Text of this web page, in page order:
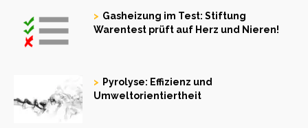
Gasheizung im Test: Stiftung
Warentest prüft auf Herz und Nieren!
Pyrolyse: Effizienz und
Umweltorientiertheit